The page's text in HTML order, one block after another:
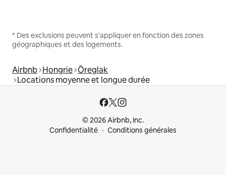
* Des exclusions peuvent s'appliquer en fonction des zones
géographiques et des logements.
Airbnb Hongrie Öreglak
Locations moyenne et longue durée
© 2026 Airbnb, Inc.
Confidentialité
Conditions générales